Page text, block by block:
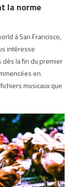
la norme
à San Francisco,
intéresse
dès la fin du premier
en
musicaux que